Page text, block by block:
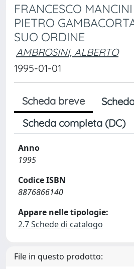
FRANCESCO
PIETRO
SUO ORDINE
AMBROSINI, ALBERTO
1995-01-01
Scheda breve
Scheda completa (DC)
Anno
1995
Codice ISBN
8876866140
Appare nelle tipologie:
2.7 Schede di catalogo
File in questo prodotto: